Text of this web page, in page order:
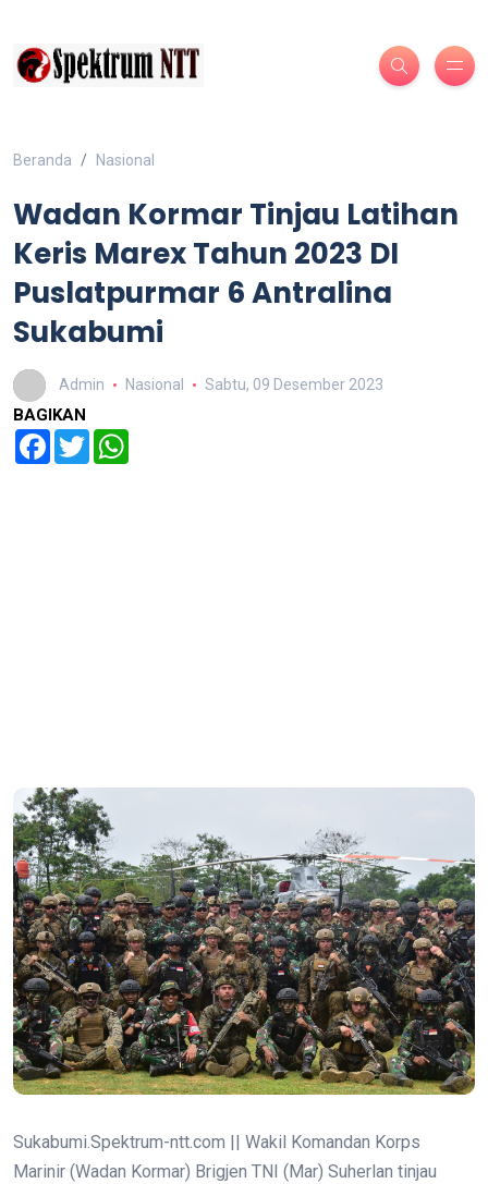
Beranda Nasional
Wadan Kormar Tinjau Latihan
Keris Marex Tahun 2023 DI
Puslatpurmar 6 Antralina
Sukabumi
Admin Nasional Sabtu, 09 Desember 2023
BAGIKAN
Facebook
Twitter
Sukabumi.Spektrum-ntt.com || Wakil Komandan Korps
Marinir (Wadan Kormar) Brigjen TNI (Mar) Suherlan tinjau